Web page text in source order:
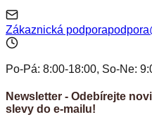
Zákaznická podpora
Po-Pá: 8:00-18:00, So-Ne:
Newsletter - Odebírejte
slevy do e‑mailu!